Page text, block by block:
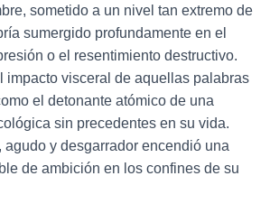
sometido a un nivel tan extremo de
sumergido profundamente en el
o el resentimiento destructivo.
impacto visceral de aquellas palabras
el detonante atómico de una
sin precedentes en su vida.
agudo y desgarrador encendió una
de ambición en los confines de su